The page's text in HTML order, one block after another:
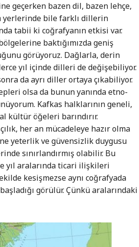
geçerken bazen dil, bazen lehçe,
yerlerinde bile farklı dillerin
tabii ki coğrafyanın etkisi var.
baktığımızda geniş
görüyoruz. Dağlarla, derin
yıl içinde dilleri de değişebiliyor.
da ayrı diller ortaya çıkabiliyor.
olsa da bunun yanında etno-
Kafkas halklarının geneli,
öğeleri barındırır.
her an mücadeleye hazır olma
yeterlik ve güvensizlik duygusu
sınırlandırmış olabilir. Bu
yıl aralarında ticari ilişkileri
kesişmezse aynı coğrafyada
görülür. Çünkü aralarındaki